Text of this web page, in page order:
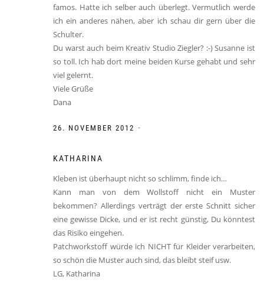
famos. Hatte ich selber auch überlegt. Vermutlich werde
ich ein anderes nähen, aber ich schau dir gern über die
Schulter.
Du warst auch beim Kreativ Studio Ziegler? :-) Susanne ist
so toll. Ich hab dort meine beiden Kurse gehabt und sehr
viel gelernt.
Viele Grüße
Dana
26. NOVEMBER 2012 -
KATHARINA
Kleben ist überhaupt nicht so schlimm, finde ich…
Kann man von dem Wollstoff nicht ein Muster
bekommen? Allerdings verträgt der erste Schnitt sicher
eine gewisse Dicke, und er ist recht günstig, Du könntest
das Risiko eingehen.
Patchworkstoff würde ich NICHT für Kleider verarbeiten,
so schön die Muster auch sind, das bleibt steif usw.
LG, Katharina